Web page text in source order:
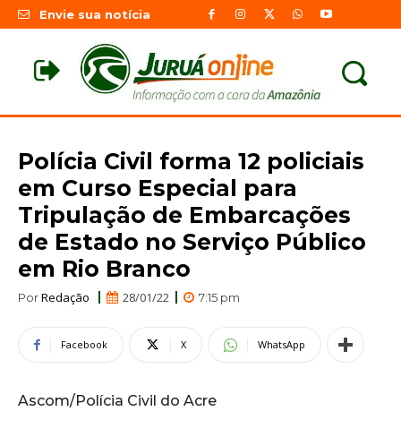
Envie sua notícia
Polícia Civil forma 12 policiais
em Curso Especial para
Tripulação de Embarcações
de Estado no Serviço Público
em Rio Branco
PorRedação 28/01/22 7:15 pm
Facebook X WhatsApp
Ascom/Polícia Civil do Acre